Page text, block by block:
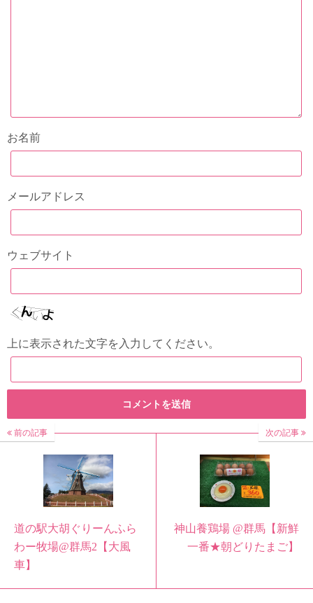
お名前
メールアドレス
ウェブサイト
上に表示された文字を入力してください。
前の記事
道の駅大胡ぐりーんふら
わー牧場@群馬2【大風
車】
次の記事
神山養鶏場 @群馬【新鮮
一番★朝どりたまご】